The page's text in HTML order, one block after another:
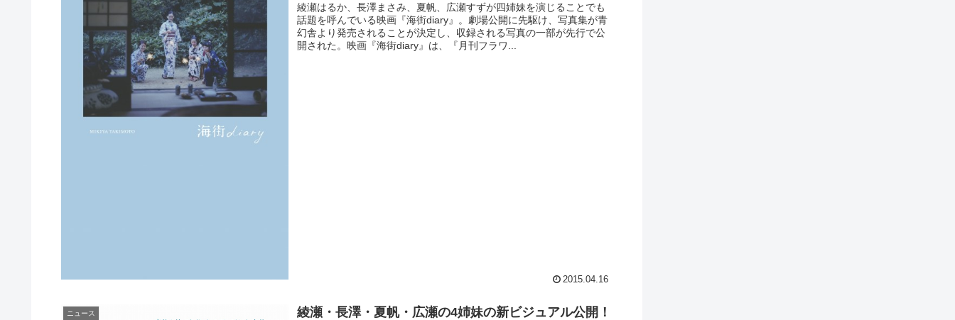
綾瀬はるか、長澤まさみ、夏帆、広瀬すずが四姉妹を演じることでも
話題を呼んでいる映画『海街diary』。劇場公開に先駆け、写真集が青
幻舎より発売されることが決定し、収録される写真の一部が先行で公
開された。映画『海街diary』は、『月刊フラワ...
2015.04.16
ニュース
綾瀬・長澤・夏帆・広瀬の4姉妹の新ビジュアル公開！